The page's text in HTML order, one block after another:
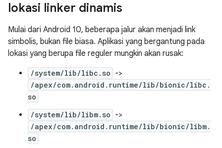
lokasi linker dinamis
Mulai dari Android 10, beberapa jalur akan menjadi link
simbolis, bukan file biasa. Aplikasi yang bergantung pada
lokasi yang berupa file reguler mungkin akan rusak:
/system/lib/libc.so ->
/apex/com.android.runtime/lib/bionic/libc.
so
/system/lib/libm.so ->
/apex/com.android.runtime/lib/bionic/libm.
so